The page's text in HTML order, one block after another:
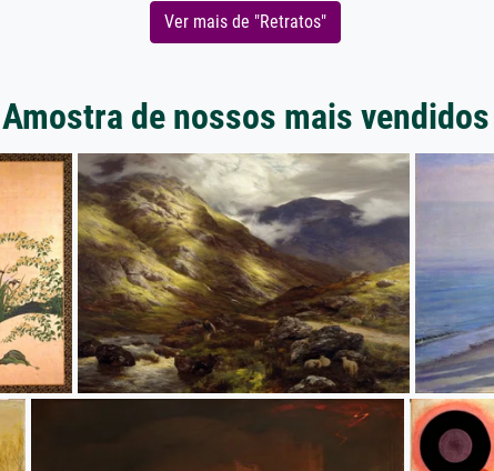
Ver mais de "Retratos"
Amostra de nossos mais vendidos